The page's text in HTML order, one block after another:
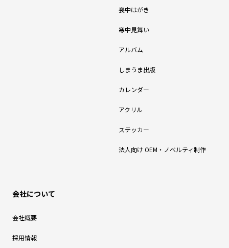
喪中はがき
寒中見舞い
アルバム
しまうま出版
カレンダー
アクリル
ステッカー
法人向け OEM・ノベルティ制作
会社について
会社概要
採用情報